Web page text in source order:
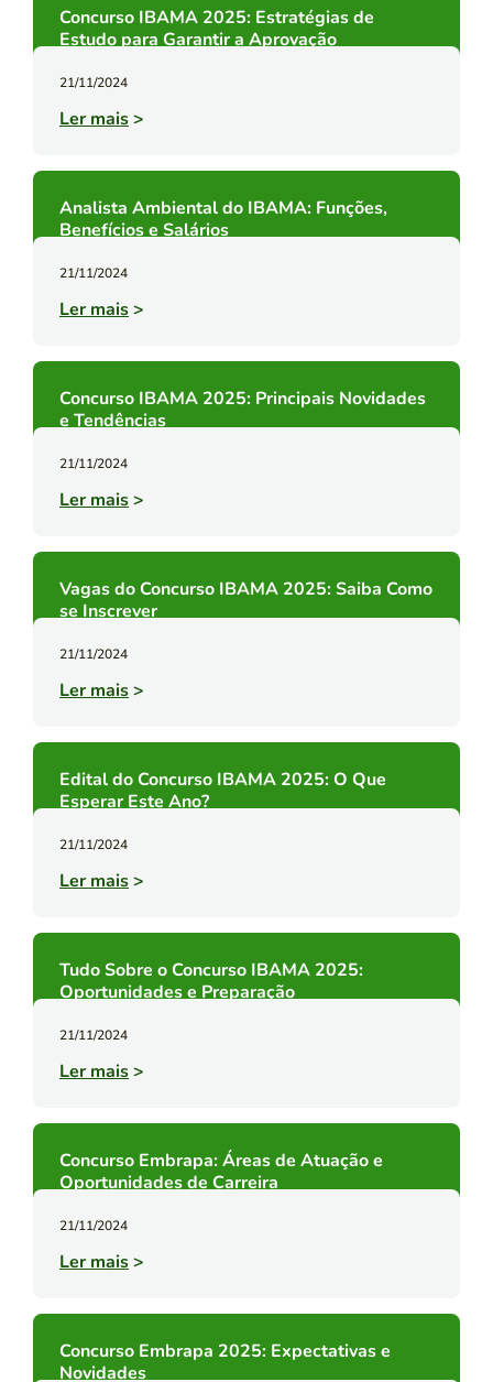
Concurso IBAMA 2025: Estratégias de
Estudo para Garantir a Aprovação
21/11/2024
Ler mais>
Analista Ambiental do IBAMA: Funções,
Benefícios e Salários
21/11/2024
Ler mais>
Concurso IBAMA 2025: Principais Novidades
e Tendências
21/11/2024
Ler mais>
Vagas do Concurso IBAMA 2025: Saiba Como
se Inscrever
21/11/2024
Ler mais>
Edital do Concurso IBAMA 2025: O Que
Esperar Este Ano?
21/11/2024
Ler mais>
Tudo Sobre o Concurso IBAMA 2025:
Oportunidades e Preparação
21/11/2024
Ler mais>
Concurso Embrapa: Áreas de Atuação e
Oportunidades de Carreira
21/11/2024
Ler mais>
Concurso Embrapa 2025: Expectativas e
Novidades